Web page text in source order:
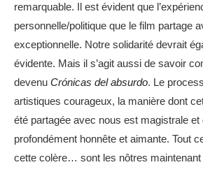
remarquable. Il est évident que
personnelle/politique que le film partage
exceptionnelle. Notre solidarité devrait
évidente. Mais il s’agit aussi de savoir
devenu Crónicas del absurdo. Le
artistiques courageux, la manière dont
été partagée avec nous est magistrale et
profondément honnête et aimante. Tout
cette colère… sont les nôtres maintenant